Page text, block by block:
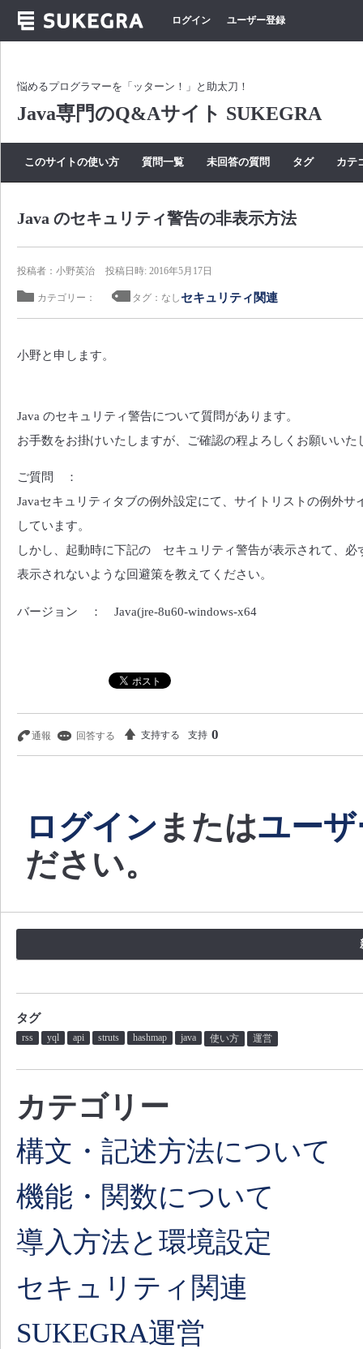
ログイン ユーザー登録
悩めるプログラマーを「ッターン！」と助太刀！
Java専門のQ&Aサイト SUKEGRA
このサイトの使い方 質問一覧 未回答の質問 タグ カテ
Java のセキュリティ警告の非表示方法
投稿者：小野英治 投稿日時: 2016年5月17日
カテゴリー： セキュリティ関連
タグ：なし
小野と申します。
Java のセキュリティ警告について質問があります。
お手数をお掛けいたしますが、ご確認の程よろしくお願いいた
ご質問 ：
Javaセキュリティタブの例外設定にて、サイトリストの例外サ
しています。
しかし、起動時に下記の セキュリティ警告が表示されて、
表示されないような回避策を教えてください。
バージョン ： Java(jre-8u60-windows-x64
0
支持
ログイン またはユー
ださい。
タグ
rss yql api struts hashmap java 使い方 運営
カテゴリー
構文・記述方法について
機能・関数について
導入方法と環境設定
セキュリティ関連
SUKEGRA運営